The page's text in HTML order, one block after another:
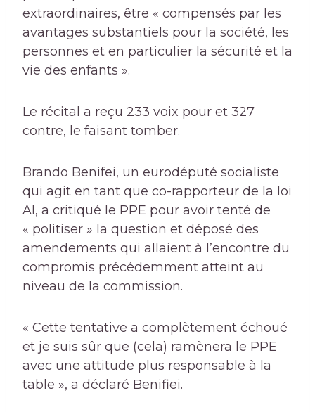
extraordinaires, être « compensés par les
avantages substantiels pour la société, les
personnes et en particulier la sécurité et la
vie des enfants ».
Le récital a reçu 233 voix pour et 327
contre, le faisant tomber.
Brando Benifei, un eurodéputé socialiste
qui agit en tant que co-rapporteur de la loi
AI, a critiqué le PPE pour avoir tenté de
« politiser » la question et déposé des
amendements qui allaient à l’encontre du
compromis précédemment atteint au
niveau de la commission.
« Cette tentative a complètement échoué
et je suis sûr que (cela) ramènera le PPE
avec une attitude plus responsable à la
table », a déclaré Benifiei.